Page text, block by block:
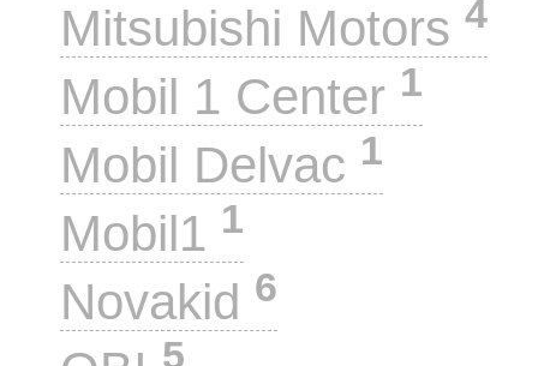
Mitsubishi Motors 4
Mobil 1 Center 1
Mobil Delvac 1
Mobil1 1
Novakid 6
5